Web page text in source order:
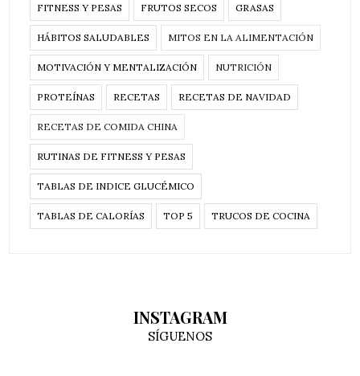
FITNESS Y PESAS FRUTOS SECOS GRASAS
HÁBITOS SALUDABLES MITOS EN LA ALIMENTACIÓN
MOTIVACIÓN Y MENTALIZACIÓN NUTRICIÓN
PROTEÍNAS RECETAS RECETAS DE NAVIDAD
RECETAS DE COMIDA CHINA
RUTINAS DE FITNESS Y PESAS
TABLAS DE INDICE GLUCÉMICO
TABLAS DE CALORÍAS TOP 5 TRUCOS DE COCINA
INSTAGRAM
SÍGUENOS